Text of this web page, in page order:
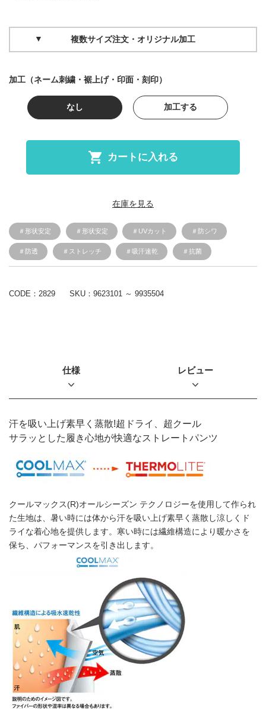
複数サイズ注文・オリジナル加工
加工（ネーム刺繍・裾上げ・印面・刻印）
なし 加工する
カートに入れる
在庫を見る
＃形状安定 ＃形状安定 ＃UVカット ＃防シワ
＃防透 ＃ストレッチ ＃吸汗速乾 ＃抗菌
CODE：2829 SKU： 9623101 ～ 9935504
仕様 レビュー
汗を吸い上げ素早く蒸散!超ドライ、超クール
サラッとした履き心地が快適なストレートパンツ
クールマックス(R)オールシーズン テクノロジーを使用して作られ
た生地は、暑い時には体から汗を吸い上げ素早く蒸散し涼しくド
ライな着心地を提供します。寒い時には繊維構造により暖かさを
保ち、パフォーマンスを引き出します。